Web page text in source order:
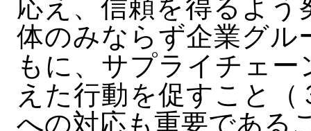
応え、信頼を得るよ
体のみならず企業グル
もに、サプライチェ
えた行動を促すこと
への対応も重要であ